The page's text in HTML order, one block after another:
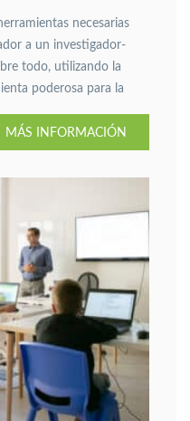
necesarias
a un investigador-
todo, utilizando la
poderosa para la
MÁS INFORMACIÓN